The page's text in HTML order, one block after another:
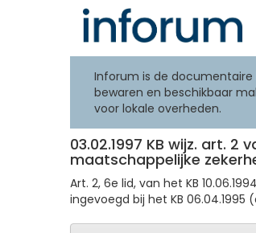
Inforum is de documentaire
bewaren en beschikbaar
voor lokale overheden.
03.02.1997 KB wijz. art. 2
maatschappelijke
Art. 2, 6e lid, van het KB
ingevoegd bij het KB